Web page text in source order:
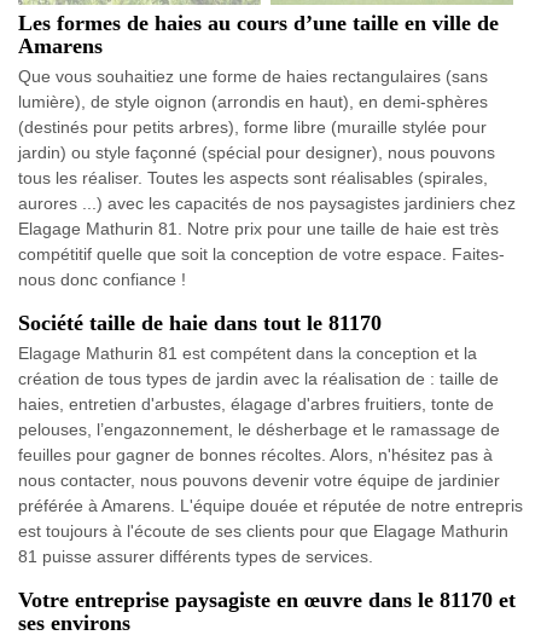
Les formes de haies au cours d’une taille en ville de
Amarens
Que vous souhaitiez une forme de haies rectangulaires (sans
lumière), de style oignon (arrondis en haut), en demi-sphères
(destinés pour petits arbres), forme libre (muraille stylée pour
jardin) ou style façonné (spécial pour designer), nous pouvons
tous les réaliser. Toutes les aspects sont réalisables (spirales,
aurores ...) avec les capacités de nos paysagistes jardiniers chez
Elagage Mathurin 81. Notre prix pour une taille de haie est très
compétitif quelle que soit la conception de votre espace. Faites-
nous donc confiance !
Société taille de haie dans tout le 81170
Elagage Mathurin 81 est compétent dans la conception et la
création de tous types de jardin avec la réalisation de : taille de
haies, entretien d'arbustes, élagage d'arbres fruitiers, tonte de
pelouses, l’engazonnement, le désherbage et le ramassage de
feuilles pour gagner de bonnes récoltes. Alors, n'hésitez pas à
nous contacter, nous pouvons devenir votre équipe de jardinier
préférée à Amarens. L'équipe douée et réputée de notre entrepris
est toujours à l'écoute de ses clients pour que Elagage Mathurin
81 puisse assurer différents types de services.
Votre entreprise paysagiste en œuvre dans le 81170 et
ses environs